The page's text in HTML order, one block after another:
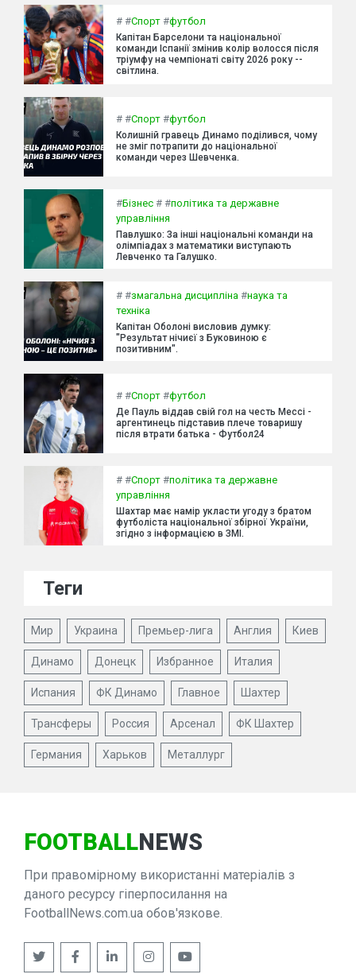
# #Спорт #футбол
Капітан Барселони та національної
команди Іспанії змінив колір волосся після
тріумфу на чемпіонаті світу 2026 року --
світлина.
# #Спорт #футбол
Колишній гравець Динамо поділився, чому
не зміг потрапити до національної
команди через Шевченка.
#Бізнес # #політика та державне
управління
Павлушко: За інші національні команди на
олімпіадах з математики виступають
Левченко та Галушко.
# #змагальна дисципліна #наука та
техніка
Капітан Оболоні висловив думку:
"Результат нічиєї з Буковиною є
позитивним".
# #Спорт #футбол
Де Пауль віддав свій гол на честь Мессі -
аргентинець підставив плече товаришу
після втрати батька - Футбол24
# #Спорт #політика та державне
управління
Шахтар має намір укласти угоду з братом
футболіста національної збірної України,
згідно з інформацією в ЗМІ.
Теги
Мир Украина Премьер-лига Англия Киев
Динамо Донецк Избранное Италия
Испания ФК Динамо Главное Шахтер
Трансферы Россия Арсенал ФК Шахтер
Германия Харьков Металлург
FOOTBALLNEWS
При правомірному використанні матеріалів з
даного ресурсу гіперпосилання на
FootballNews.com.ua обов'язкове.